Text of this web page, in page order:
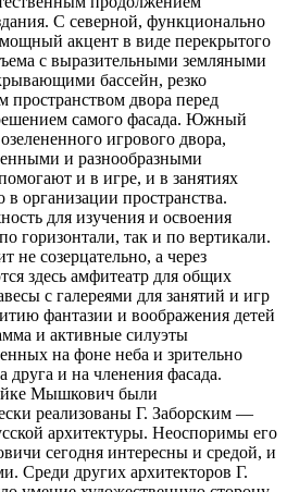
С северной, функционально
акцент в виде перекрытого
с выразительными земляными
бассейн, резко
пространством двора перед
самого фасада. Южный
игрового двора,
и разнообразными
и в игре, и в занятиях
в организации пространства.
для изучения и освоения
горизонтали, так и по вертикали.
не созерцательно, а через
здесь амфитеатр для общих
с галереями для занятий и игр
фантазии и воображения детей
и активные силуэты
на фоне неба и зрительно
и на членения фасада.
Мышкович были
реализованы Г. Заборским —
архитектуры. Неоспоримы его
сегодня интересны и средой, и
Среди других архитекторов Г.